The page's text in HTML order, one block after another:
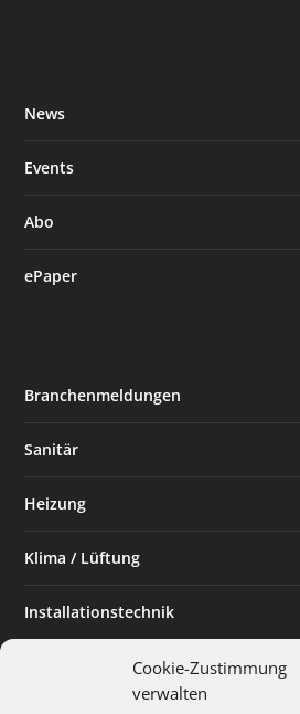
Cookie-Zustimmung
verwalten
News
Events
Abo
ePaper
Branchenmeldungen
Sanitär
Heizung
Klima / Lüftung
Installationstechnik
Planen & Bauen